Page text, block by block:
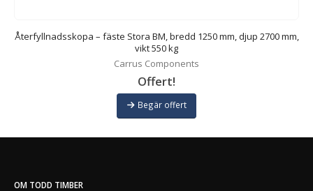
Återfyllnadsskopa – fäste Stora BM, bredd 1250 mm, djup 2700 mm,
vikt 550 kg
Carrus Components
Offert!
Begär offert
OM TODD TIMBER